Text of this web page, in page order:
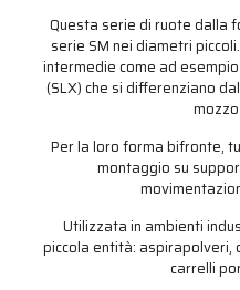
Questa serie di ruote dalla
serie SM nei diametri
intermedie come ad
(SLX) che si differenziano
Per la loro forma bifronte,
montaggio su
Utilizzata in ambienti
piccola entità: aspirapolveri,
carrelli